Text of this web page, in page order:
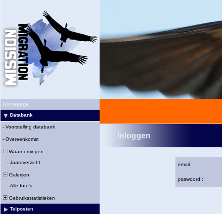
Homepage
Databank
- Voorstelling databank
- Overeenkomst
Waarnemingen
- Jaaroverzicht
Galerijen
- Alle foto's
Gebruiksstatistieken
Telposten
Inloggen
email :
paswoord :